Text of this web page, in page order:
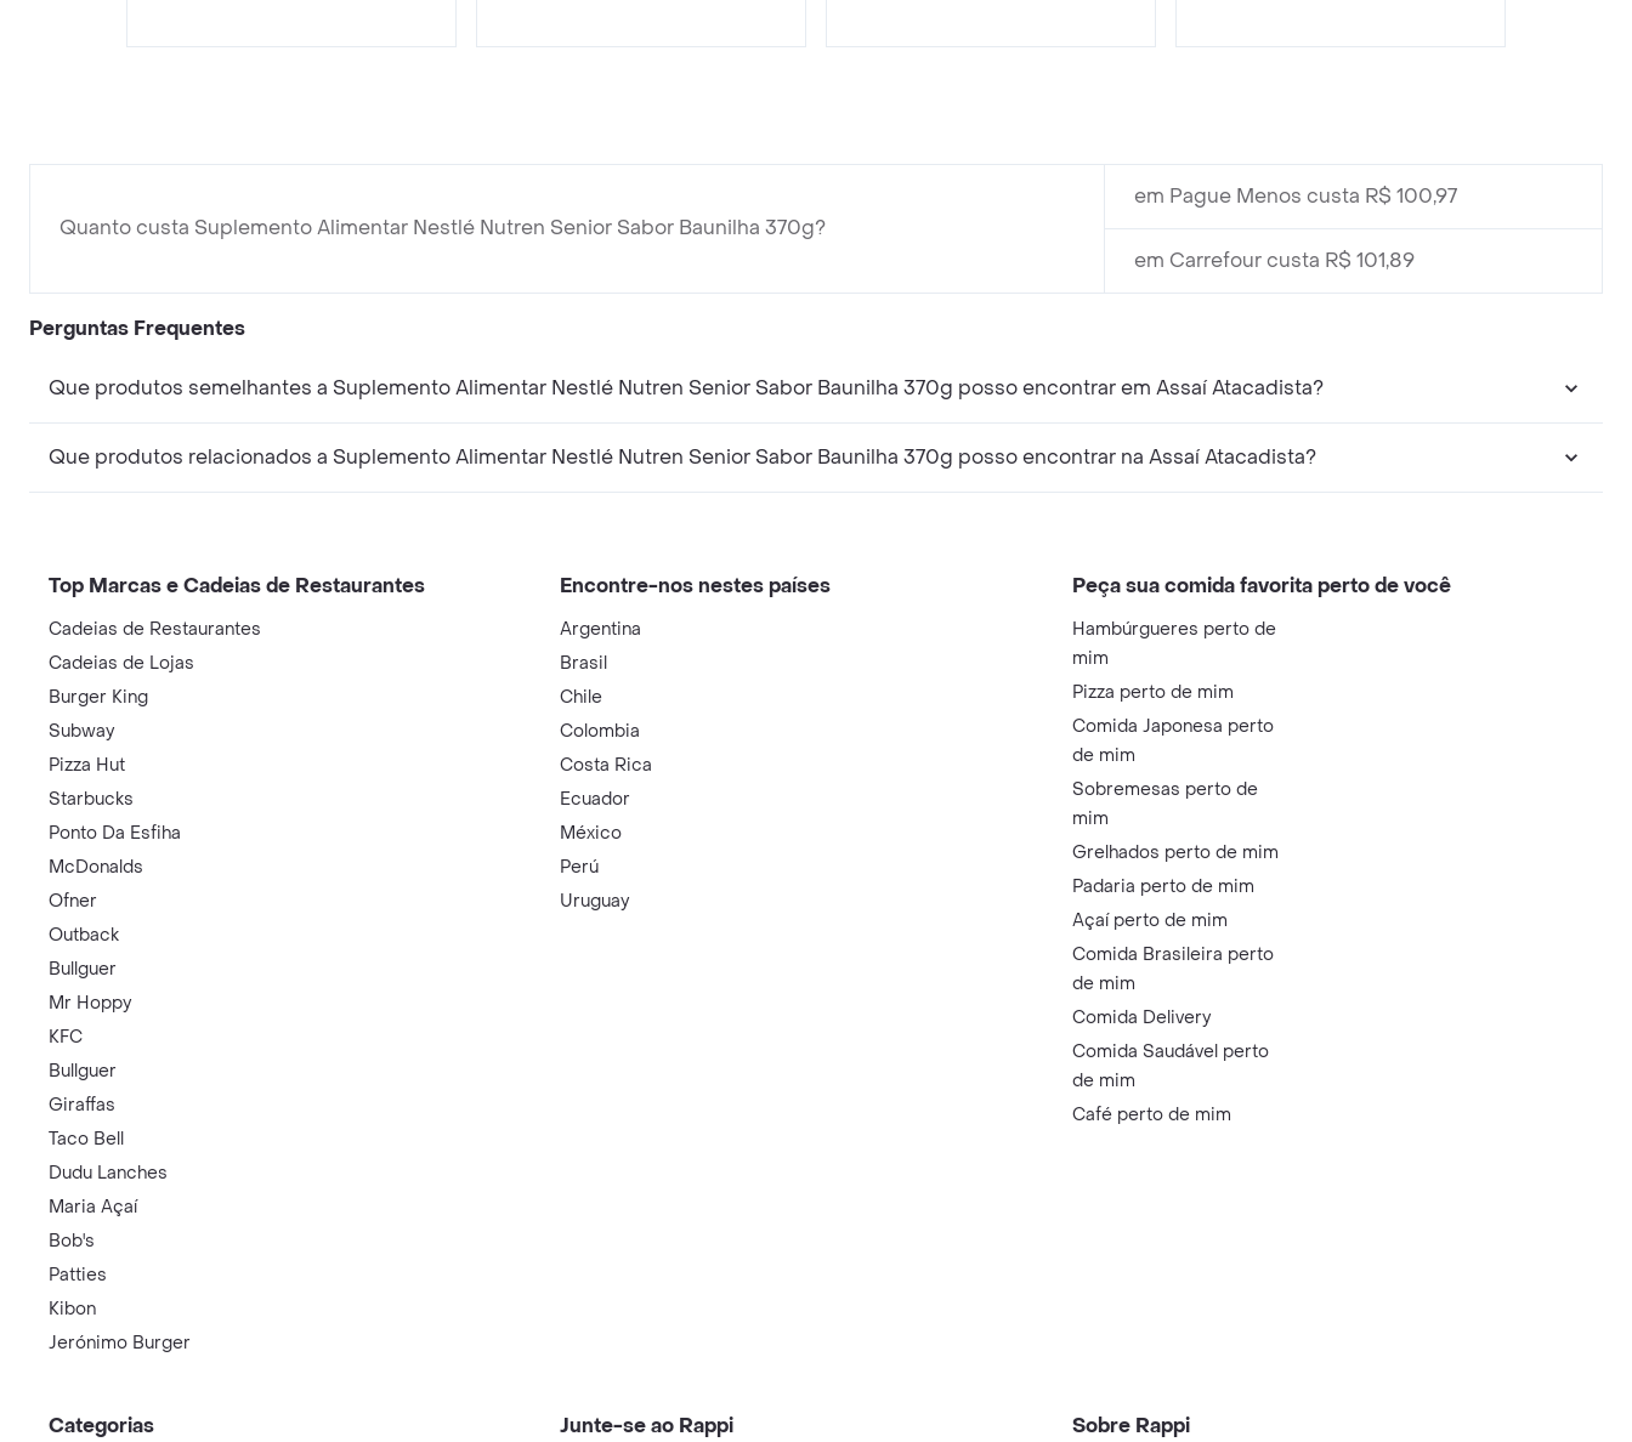
Quanto custa Suplemento Alimentar Nestlé Nutren Senior Sabor Baunilha 370g?
em Pague Menos custa R$ 100,97
em Carrefour custa R$ 101,89
Perguntas Frequentes
Que produtos semelhantes a Suplemento Alimentar Nestlé Nutren Senior Sabor Baunilha 370g posso encontrar em Assaí Atacadista?
Que produtos relacionados a Suplemento Alimentar Nestlé Nutren Senior Sabor Baunilha 370g posso encontrar na Assaí Atacadista?
Top Marcas e Cadeias de Restaurantes
Cadeias de Restaurantes
Cadeias de Lojas
Burger King
Subway
Pizza Hut
Starbucks
Ponto Da Esfiha
McDonalds
Ofner
Outback
Bullguer
Mr Hoppy
KFC
Bullguer
Giraffas
Taco Bell
Dudu Lanches
Maria Açaí
Bob's
Patties
Kibon
Jerónimo Burger
Encontre-nos nestes países
Argentina
Brasil
Chile
Colombia
Costa Rica
Ecuador
México
Perú
Uruguay
Peça sua comida favorita perto de você
Hambúrgueres perto de
mim
Pizza perto de mim
Comida Japonesa perto
de mim
Sobremesas perto de
mim
Grelhados perto de mim
Padaria perto de mim
Açaí perto de mim
Comida Brasileira perto
de mim
Comida Delivery
Comida Saudável perto
de mim
Café perto de mim
Categorias Junte-se ao Rappi Sobre Rappi